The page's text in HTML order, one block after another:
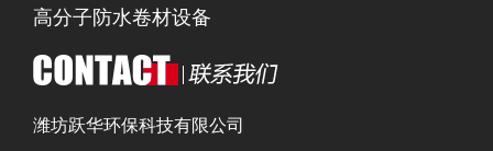
高分子防水卷材设备
潍坊跃华环保科技有限公司